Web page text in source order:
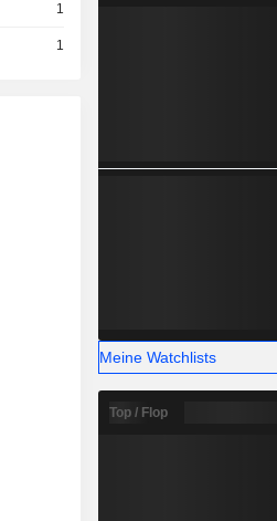
1
1
Meine Watchlists
Top / Flop